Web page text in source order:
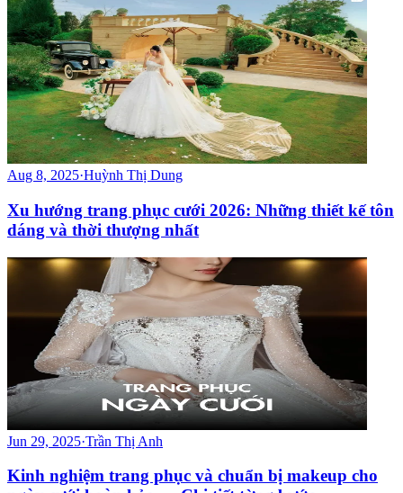
Aug 8, 2025·Huỳnh Thị Dung
Xu hướng trang phục cưới 2026: Những thiết kế tôn
dáng và thời thượng nhất
Jun 29, 2025·Trần Thị Anh
Kinh nghiệm trang phục và chuẩn bị makeup cho